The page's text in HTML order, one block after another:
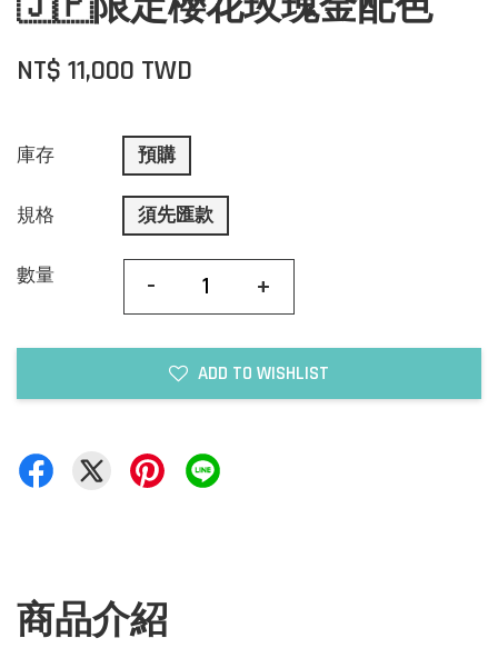
NT$ 11,000 TWD
庫存 預購
規格 須先匯款
數量 - +
ADD TO WISHLIST
商品介紹